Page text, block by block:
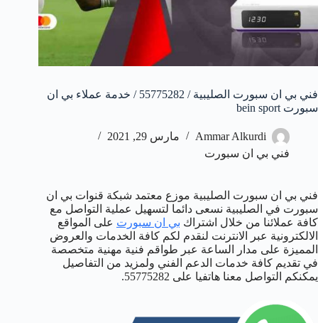
فني بي ان سبورت الصليبية / 55775282 / خدمة عملاء بي ان
سبورت bein sport
Ammar Alkurdi
مارس 29, 2021
فني بي ان سبورت
فني بي ان سبورت الصليبية موزع معتمد شبكة قنوات بي ان
سبورت في الصليبية نسعى دائما لتسهيل عملية التواصل مع
كافة عملائنا من خلال اشتراك بي ان سبورت على المواقع
الالكترونية عبر الانترنت لنقدم لكم كافة الخدمات والعروض
المميزة على مدار الساعة عبر طواقم فنية مهنية متخصصة
في تقديم كافة خدمات الدعم الفني ولمزيد من التفاصيل
يمكنكم التواصل معنا هاتفيا على 55775282.